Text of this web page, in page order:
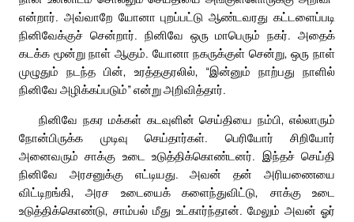
என்றார். அவ்வாறே யோனா புறப்பட்டு ஆண்டவரது கட்டளைப்படி
நினிவேக்குச் சென்றார். நினிவே ஒரு மாபெரும் நகர். அதைக்
கடக்க மூன்று நாள் ஆகும். யோனா நகருக்குள் சென்று, ஒரு நாள்
முழுதும் நடந்த பின், உரத்தகுரலில், “இன்னும் நாற்பது நாளில்
நினிவே அழிக்கப்படும்” என்று அறிவித்தார்.
நினிவே நகர மக்கள் கடவுளின் செய்தியை நம்பி, எல்லாரும்
நோன்பிருக்க முடிவு செய்தார்கள். பெரியோர் சிறியோர்
அனைவரும் சாக்கு உடை உடுத்திக்கொண்டனர். இந்தச் செய்தி
நினிவே அரசனுக்கு எட்டியது. அவன் தன் அரியணையை
விட்டிறங்கி, அரச உடையைக் களைந்துவிட்டு, சாக்கு உடை
உடுத்திக்கொண்டு, சாம்பல் மீது உட்கார்ந்தான். மேலும் அவன் ஓர்